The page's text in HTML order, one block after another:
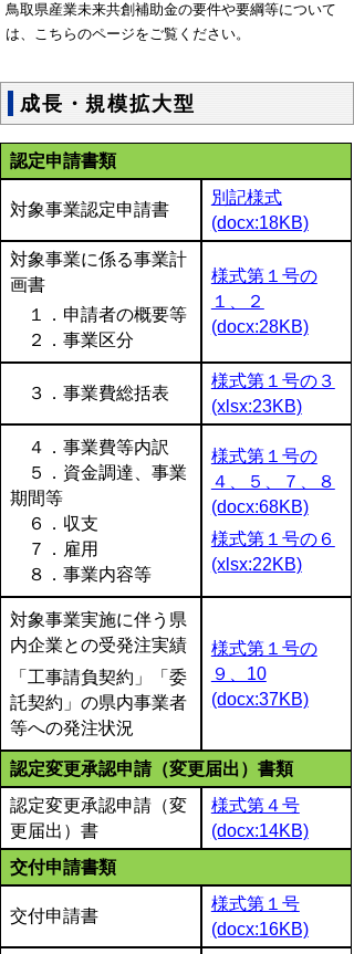
鳥取県産業未来共創補助金の要件や要綱等について
は、こちらのページをご覧ください。
成長・規模拡大型
認定申請書類
対象事業認定申請書
別記様式
(docx:18KB)
対象事業に係る事業計
画書
１．申請者の概要等
２．事業区分
様式第１号の
１、２
(docx:28KB)
３．事業費総括表
様式第１号の３
(xlsx:23KB)
４．事業費等内訳
５．資金調達、事業
期間等
６．収支
７．雇用
８．事業内容等
様式第１号の
４、５、７、８
(docx:68KB)
様式第１号の６
(xlsx:22KB)
対象事業実施に伴う県
内企業との受発注実績
「工事請負契約」「委
託契約」の県内事業者
等への発注状況
様式第１号の
９、10
(docx:37KB)
認定変更承認申請（変更届出）書類
認定変更承認申請（変
更届出）書
様式第４号
(docx:14KB)
交付申請書類
交付申請書
様式第１号
(docx:16KB)